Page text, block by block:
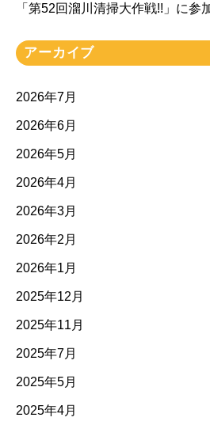
「第52回溜川清掃大作戦!!」に参
アーカイブ
2026年7月
2026年6月
2026年5月
2026年4月
2026年3月
2026年2月
2026年1月
2025年12月
2025年11月
2025年7月
2025年5月
2025年4月